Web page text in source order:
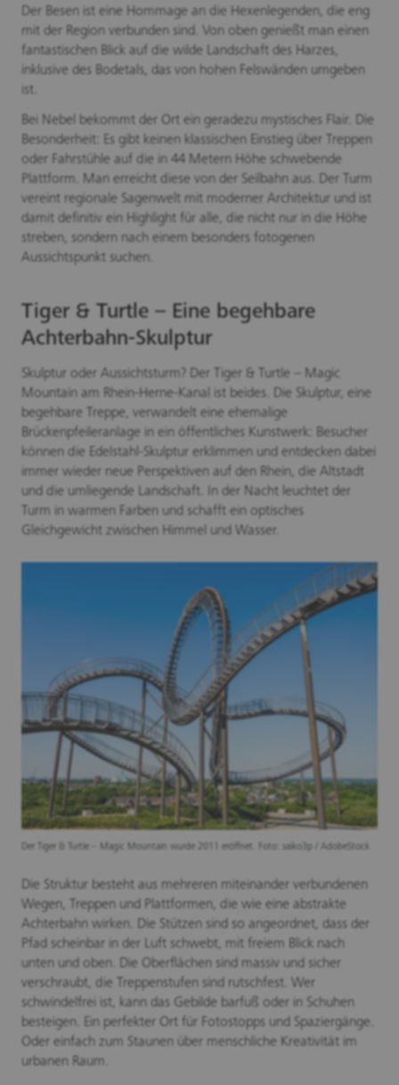
Der Besen ist eine Hommage an die Hexenlegenden, die eng
mit der Region verbunden sind. Von oben genießt man einen
fantastischen Blick auf die wilde Landschaft des Harzes,
inklusive des Bodetals, das von hohen Felswänden umgeben
ist.
Bei Nebel bekommt der Ort ein geradezu mystisches Flair. Die
Besonderheit: Es gibt keinen klassischen Einstieg über Treppen
oder Fahrstühle auf die in 44 Metern Höhe schwebende
Plattform. Man erreicht diese von der Seilbahn aus. Der Turm
vereint regionale Sagenwelt mit moderner Architektur und ist
damit definitiv ein Highlight für alle, die nicht nur in die Höhe
streben, sondern nach einem besonders fotogenen
Aussichtspunkt suchen.
Tiger & Turtle – Eine begehbare
Achterbahn-Skulptur
Skulptur oder Aussichtsturm? Der Tiger & Turtle – Magic
Mountain am Rhein-Herne-Kanal ist beides. Die Skulptur, eine
begehbare Treppe, verwandelt eine ehemalige
Brückenpfeileranlage in ein öffentliches Kunstwerk: Besucher
können die Edelstahl-Skulptur erklimmen und entdecken dabei
immer wieder neue Perspektiven auf den Rhein, die Altstadt
und die umliegende Landschaft. In der Nacht leuchtet der
Turm in warmen Farben und schafft ein optisches
Gleichgewicht zwischen Himmel und Wasser.
Der Tiger & Turtle – Magic Mountain wurde 2011 eröffnet. Foto: saiko3p / AdobeStock
Die Struktur besteht aus mehreren miteinander verbundenen
Wegen, Treppen und Plattformen, die wie eine abstrakte
Achterbahn wirken. Die Stützen sind so angeordnet, dass der
Pfad scheinbar in der Luft schwebt, mit freiem Blick nach
unten und oben. Die Oberflächen sind massiv und sicher
verschraubt, die Treppenstufen sind rutschfest. Wer
schwindelfrei ist, kann das Gebilde barfuß oder in Schuhen
besteigen. Ein perfekter Ort für Fotostopps und Spaziergänge.
Oder einfach zum Staunen über menschliche Kreativität im
urbanen Raum.